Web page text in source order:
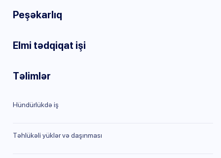
Peşəkarlıq
Elmi tədqiqat işi
Təlimlər
Hündürlükdə iş
Təhlükəli yüklər və daşınması